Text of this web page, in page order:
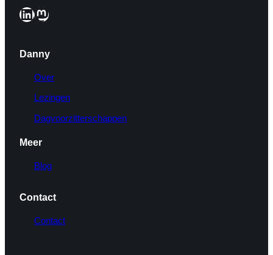
LinkedIn Mastodon
Danny
Over
Lezingen
Dagvoorzitterschappen
Meer
Blog
Contact
Contact